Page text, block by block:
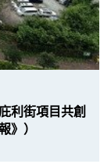
利街項目共創
》）